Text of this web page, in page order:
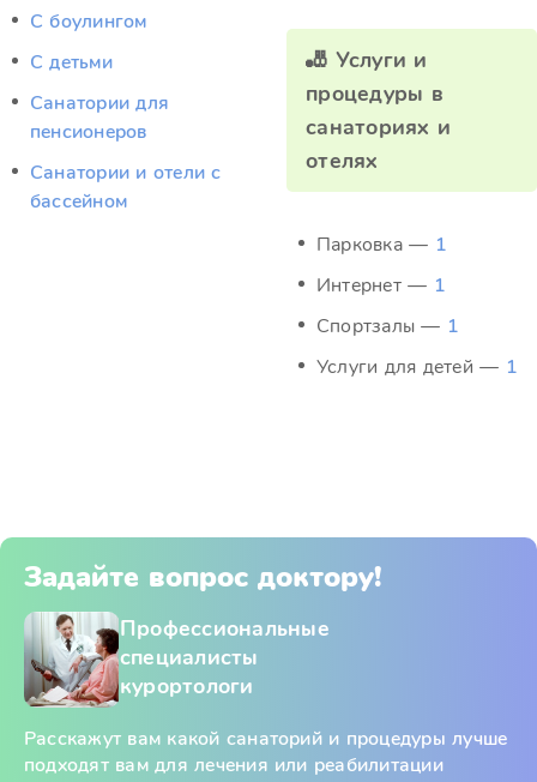
С боулингом
С детьми
Санатории для
пенсионеров
Санатории и отели с
бассейном
🎳 Услуги и
процедуры в
санаториях и
отелях
Парковка — 1
Интернет — 1
Спортзалы — 1
Услуги для детей — 1
Задайте вопрос доктору!
Профессиональные
специалисты
курортологи
Расскажут вам какой санаторий и процедуры лучше
подходят вам для лечения или реабилитации